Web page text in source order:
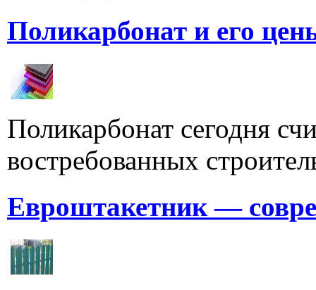
Поликарбонат и его
Поликарбонат сегодня
востребованных
Евроштакетник —